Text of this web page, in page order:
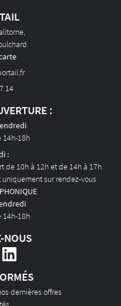
14
:
14h-18h
:
de 10h à 12h et de 14h à 17h
sur rendez-vous
14h-18h
NOUS
dernières offres